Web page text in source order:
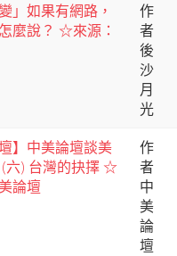
」如果有網路，
麼說？ ☆來源：
作
者
後
沙
月
光
】中美論壇談美
六) 台灣的抉擇 ☆
論壇
作
者
中
美
論
壇